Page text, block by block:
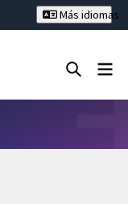
Más idiomas